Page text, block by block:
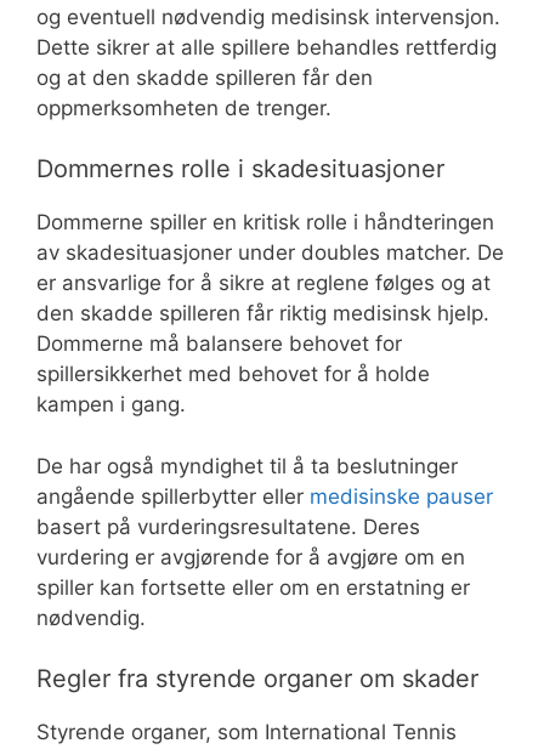
og eventuell nødvendig medisinsk intervensjon.
Dette sikrer at alle spillere behandles rettferdig
og at den skadde spilleren får den
oppmerksomheten de trenger.
Dommernes rolle i skadesituasjoner
Dommerne spiller en kritisk rolle i håndteringen
av skadesituasjoner under doubles matcher. De
er ansvarlige for å sikre at reglene følges og at
den skadde spilleren får riktig medisinsk hjelp.
Dommerne må balansere behovet for
spillersikkerhet med behovet for å holde
kampen i gang.
De har også myndighet til å ta beslutninger
angående spillerbytter eller medisinske pauser
basert på vurderingsresultatene. Deres
vurdering er avgjørende for å avgjøre om en
spiller kan fortsette eller om en erstatning er
nødvendig.
Regler fra styrende organer om skader
Styrende organer, som International Tennis